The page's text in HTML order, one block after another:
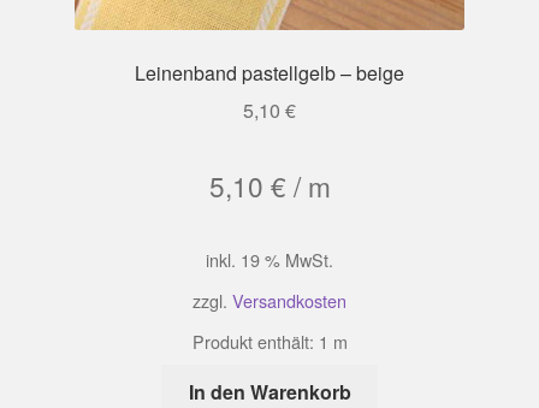
Leinenband pastellgelb – beige
5,10 €
5,10 € /m
inkl. 19 % MwSt.
zzgl. Versandkosten
Produkt enthält: 1 m
In den Warenkorb